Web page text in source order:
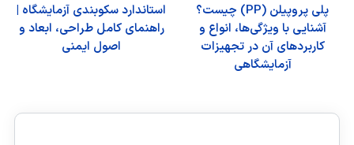
پلی پروپیلن (PP) چیست؟
آشنایی با ویژگی‌ها، انواع و
کاربردهای آن در تجهیزات
آزمایشگاهی
استاندارد سکوبندی آزمایشگاه |
راهنمای کامل طراحی، ابعاد و
اصول ایمنی